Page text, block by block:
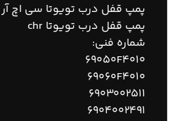
پمپ قفل درب تویوتا سی اچ آر
پمپ قفل درب تویوتا chr
شماره فنی:
۶۹۰۵۰F۴۰۱۰
۶۹۰۶۰F۴۰۱۰
۶۹۰۳۰۰۲۵۱۱
۶۹۰۴۰۰۲۴۹۱